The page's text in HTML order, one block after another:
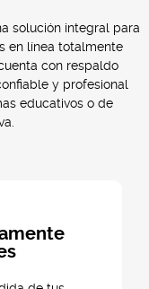
solución integral para
en línea totalmente
con respaldo
y profesional
educativos o de